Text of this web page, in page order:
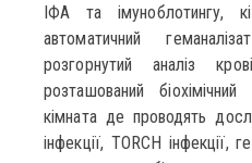
ІФА та імуноблотингу,
автоматичний
розгорнутий аналіз
розташований біохімічний
кімната де проводять
інфекції, TORCH